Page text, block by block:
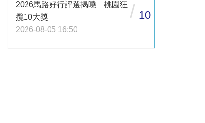
2026馬路好行評選揭曉 桃園狂
攬10大獎
2026-08-05 16:50
/ 10